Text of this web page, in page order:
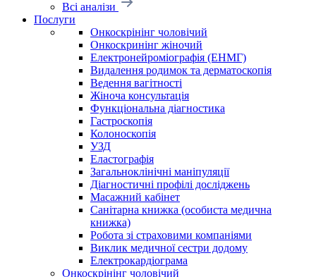
Всі аналізи
Послуги
Онкоскрінінг чоловічий
Онкоскринінг жіночий
Електронейроміографія (ЕНМГ)
Видалення родимок та дерматоскопія
Ведення вагітності
Жіноча консультація
Функціональна діагностика
Гастроскопія
Колоноскопія
УЗД
Еластографія
Загальноклінічні маніпуляції
Діагностичні профілі досліджень
Масажний кабінет
Санітарна книжка (особиста медична
книжка)
Робота зі страховими компаніями
Виклик медичної сестри додому
Електрокардіограма
Онкоскрінінг чоловічий